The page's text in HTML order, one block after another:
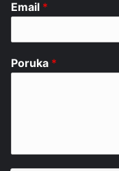
Email *
Poruka *